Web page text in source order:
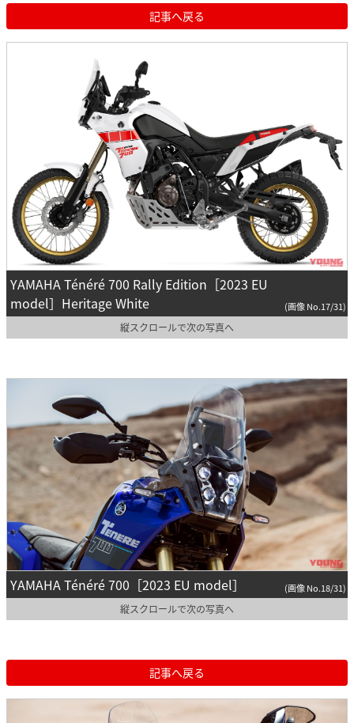
記事へ戻る
YAMAHA Ténéré 700 Rally Edition［2023 EU
model］Heritage White
(画像 No.17/31)
縦スクロールで次の写真へ
YAMAHA Ténéré 700［2023 EU model］ (画像 No.18/31)
縦スクロールで次の写真へ
記事へ戻る